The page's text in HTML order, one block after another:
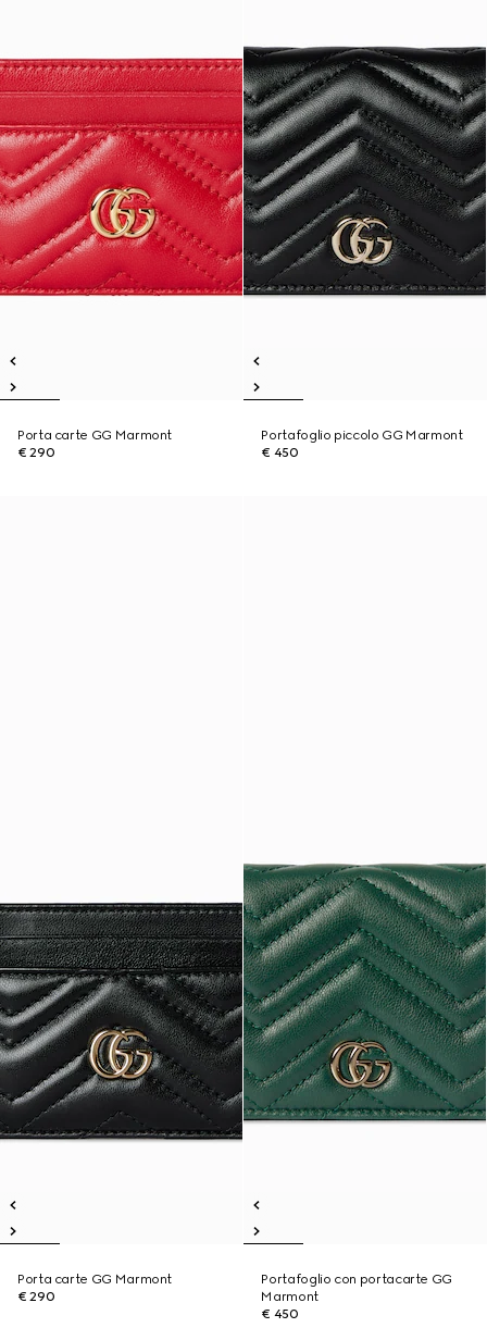
Porta carte GG Marmont
€ 290
Portafoglio piccolo GG Marmont
€ 450
Porta carte GG Marmont
€ 290
Portafoglio con portacarte GG
Marmont
€ 450